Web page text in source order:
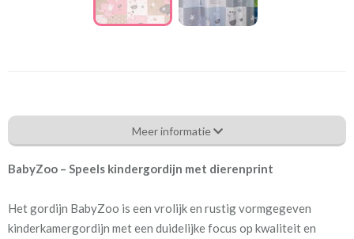
Bcg_[D-12] Babyzoo pink
Eigenschappen gordijnstof
Artikelnummer Bcg_[D-12] Babyzoo pink
Patroon: 64 cm
Meer informatie
BabyZoo – Speels kindergordijn met dierenprint
Het gordijn BabyZoo is een vrolijk en rustig vormgegeven
kinderkamergordijn met een duidelijke focus op kwaliteit en